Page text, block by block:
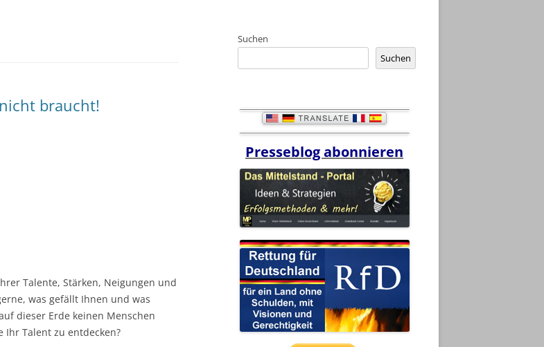
braucht!
Talente, Stärken, Neigungen und
was gefällt Ihnen und was
dieser Erde keinen Menschen
Ihr Talent zu entdecken?
Suchen
Suchen
Presseblog abonnieren